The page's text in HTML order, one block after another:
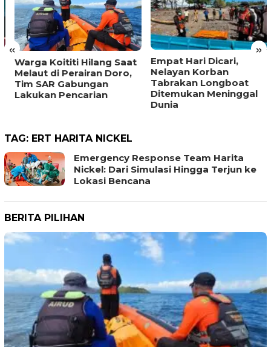
« »
Warga Koititi Hilang Saat
Melaut di Perairan Doro,
Tim SAR Gabungan
Lakukan Pencarian
Empat Hari Dicari,
Nelayan Korban
Tabrakan Longboat
Ditemukan Meninggal
Dunia
TAG: ERT HARITA NICKEL
Emergency Response Team Harita
Nickel: Dari Simulasi Hingga Terjun ke
Lokasi Bencana
BERITA PILIHAN